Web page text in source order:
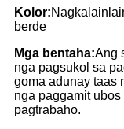
Kolor:
berde
Mga bentaha:Ang
nga pagsukol sa
goma adunay taas
nga paggamit
pagtrabaho.